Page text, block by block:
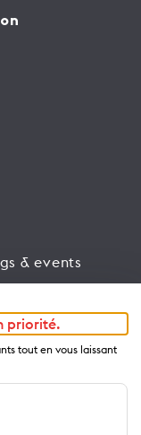
& events
Médias
et guides
priorité.
tout en vous laissant